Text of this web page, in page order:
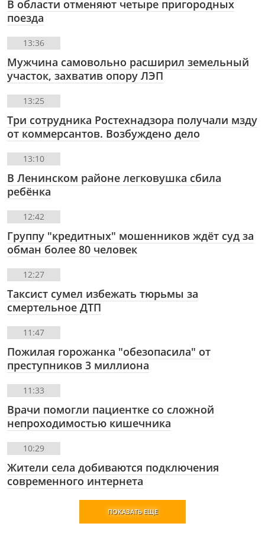
В области отменяют четыре пригородных
поезда
13:36
Мужчина самовольно расширил земельный
участок, захватив опору ЛЭП
13:25
Три сотрудника Ростехнадзора получали мзду
от коммерсантов. Возбуждено дело
13:10
В Ленинском районе легковушка сбила
ребёнка
12:42
Группу "кредитных" мошенников ждёт суд за
обман более 80 человек
12:27
Таксист сумел избежать тюрьмы за
смертельное ДТП
11:47
Пожилая горожанка "обезопасила" от
преступников 3 миллиона
11:33
Врачи помогли пациентке со сложной
непроходимостью кишечника
10:29
Жители села добиваются подключения
современного интернета
ПОКАЗАТЬ ЕЩЕ